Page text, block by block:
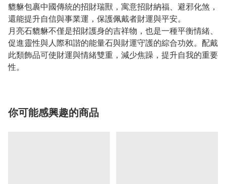
貔貅包裹中國傳統的招財瑞獸，寓意招財納福、避邪化煞，
還能提升自信與事業運，保護佩戴者財運與平安。
月亮石貔貅不僅是招財護身的吉祥物，也是一種平衡情緒、
促進靈性與人際和諧的能量石與財運守護的綜合功效。配戴
此類飾品可使財運與情緒雙重，減少焦躁，提升自我的重要
性。
你可能感興趣的商品